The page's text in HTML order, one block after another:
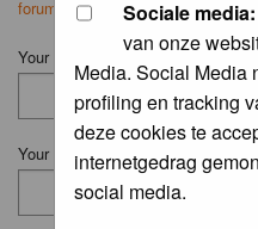
Sociale media:
van onze
Media. Social Media
profiling en tracking
deze cookies te
internetgedrag
social media.
forum
first.
Your Name (Fill in your username
Your Email: